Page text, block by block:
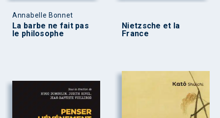
Annabelle Bonnet
La barbe ne fait pas
le philosophe
Nietzsche et la
France